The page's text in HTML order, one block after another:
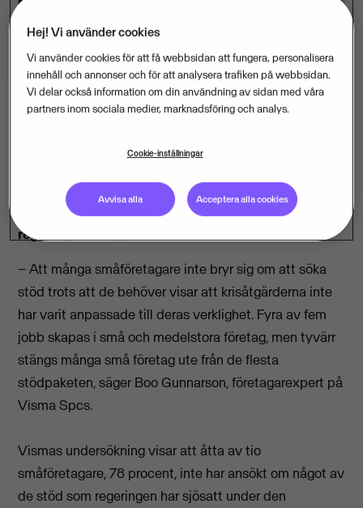
visar en ny undersökning från Visma. En vanlig orsak
är att alla företagsformer inte omfattas av
regeringens krispaket.
– Att många småföretagare inte bryr sig om att söka
stöd trots att de behöver visar att krisåtgärderna inte
har varit anpassade till deras verklighet. Fyra av fem
jobb skapas i små och medelstora företag, men tyvärr
stängs många små företag ute från de flesta
stödpaketen, säger Boo Gunnarson, företagarexpert på
Visma Spcs.
Vismas undersökning visar att åtta av tio
småföretagare, 78 procent, inte har ansökt om något av
de stöd som regeringen har sjösatt under den
Hej! Vi använder cookies
Vi använder cookies för att få webbsidan att fungera, personalisera
innehåll och annonser och för att analysera trafiken på webbsidan.
Vi delar också information om din användning av sidan med våra
partners inom sociala medier, marknadsföring och analys.
Cookie-inställningar
Avvisa alla Acceptera alla cookies